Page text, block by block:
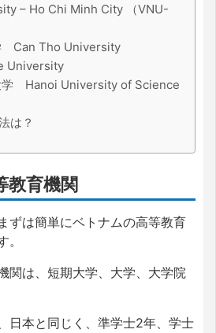
– Ho Chi Minh City （VNU-
Can Tho University
University
Hanoi University of Science
は？
教育機関
ずは簡単にベトナムの高等教育
関は、短期大学、大学、大学院
日本と同じく、準学士2年、学士